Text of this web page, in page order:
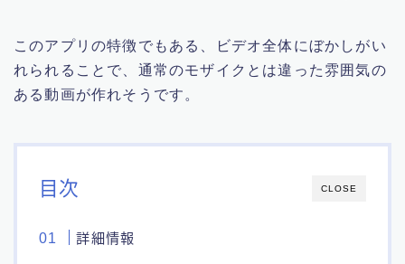
このアプリの特徴でもある、ビデオ全体にぼかしがい
れられることで、通常のモザイクとは違った雰囲気の
ある動画が作れそうです。
CLOSE
目次
詳細情報